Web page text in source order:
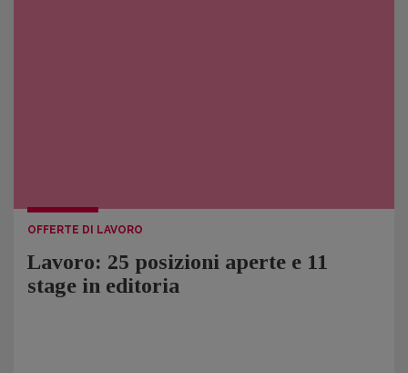
OFFERTE DI LAVORO
Lavoro: 25 posizioni aperte e 11
stage in editoria